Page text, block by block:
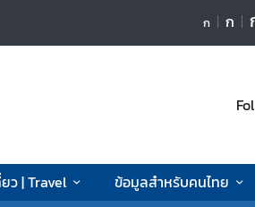
ก ก
ว | Travel
ข้อมูลสำหรับคนไทย